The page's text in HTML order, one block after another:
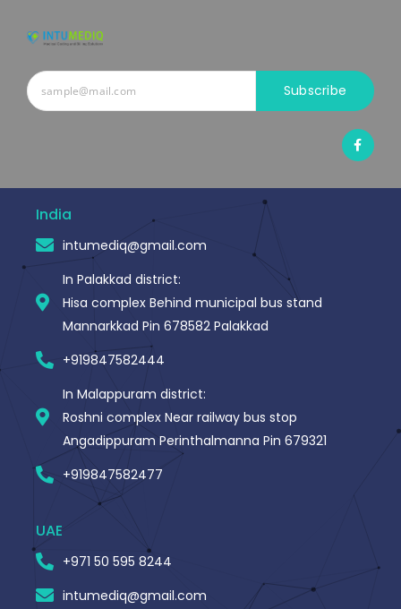
Subscribe
F
a
c
b
India
intumediq@gmail.com
In Palakkad district:
Hisa complex Behind municipal bus stand
Mannarkkad Pin 678582 Palakkad
+919847582444
In Malappuram district:
Roshni complex Near railway bus stop
Angadippuram Perinthalmanna Pin 679321
+919847582477
UAE
+971 50 595 8244
intumediq@gmail.com